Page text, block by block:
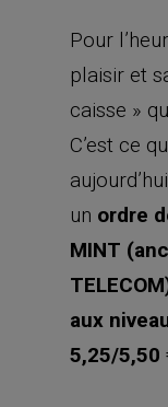
Pour
plaisir et
caisse »
C’est ce
un ordre
MINT
aux
5,25/5,50